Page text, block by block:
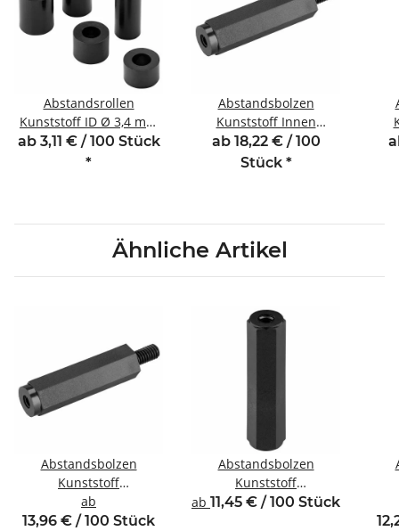
Abstandsrollen
Kunststoff ID Ø 3,4 mm
für Gewinde M3 Länge
11 mm
ab 3,11 € / 100 Stück
*
Abstandsbolzen
Kunststoff Innen
/Außengewinde 20 mm
M5 SW10 AG 8
ab 18,22 € / 100
Stück *
/
Ähnliche Artikel
Abstandsbolzen
Kunststoff
Innen/Außengewinde
M3 SW6
ab
13,96 € / 100 Stück
Abstandsbolzen
Kunststoff
Innen/Innengewinde M3
ab 11,45 € / 100 Stück